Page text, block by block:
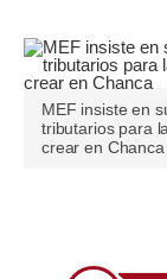
Opinión
Editorial
Pregunta de hoy
MEF insiste en
tributarios para
crear en Chanca